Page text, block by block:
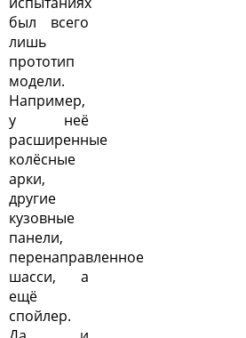
был всего
лишь
прототип
модели.
Например,
у неё
расширенные
колёсные
арки,
другие
кузовные
панели,
перенаправленное
шасси, а
ещё
спойлер.